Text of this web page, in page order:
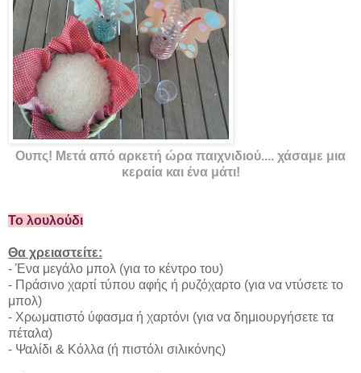
Ουπς! Μετά από αρκετή ώρα παιχνιδιού.... χάσαμε μια
κεραία και ένα μάτι!
Το λουλούδι
Θα χρειαστείτε:
- Ένα μεγάλο μπολ (για το κέντρο του)
- Πράσινο χαρτί τύπου αφής ή ρυζόχαρτο (για να ντύσετε το
μπολ)
- Χρωματιστό ύφασμα ή χαρτόνι (για να δημιουργήσετε τα
πέταλα)
- Ψαλίδι & Κόλλα (ή πιστόλι σιλικόνης)